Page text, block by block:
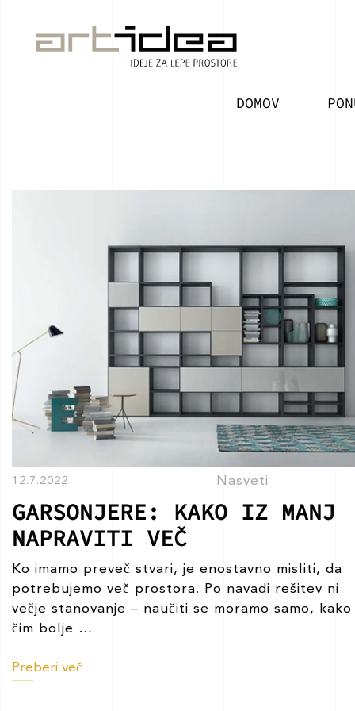
DOMOV
12.7.2022 Nasveti
GARSONJERE: KAKO IZ MANJ
NAPRAVITI VEČ
Ko imamo preveč stvari, je enostavno misliti, da
potrebujemo več prostora. Po navadi rešitev ni
večje stanovanje – naučiti se moramo samo, kako
čim bolje …
Preberi več